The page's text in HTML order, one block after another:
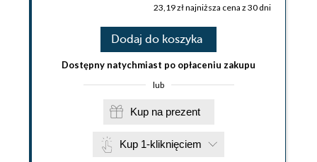
23,19 zł najniższa cena z 30 dni
Dodaj do koszyka
Dostępny natychmiast po opłaceniu zakupu
lub
Kup na prezent
Kup 1-kliknięciem